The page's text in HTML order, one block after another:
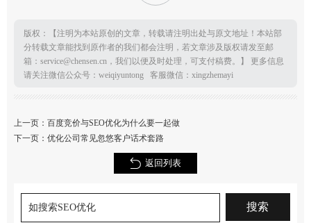
版权：【注明为本站原创的文章，转载请注明出处与原文地址！本站部
分转载文章能找到原作者的我们都会注明，若文章涉及版权请发至邮
箱：service@chensen.cn，我们以便及时处理，可支付稿费。】 更多信息
请关注微信公众号：weiqiyuntong 客服微信：xingzhemayi
上一页： 百度竞价与SEO优化为什么要一起做
下一页： 优化公司常见忽悠客户话术套路
返回列表